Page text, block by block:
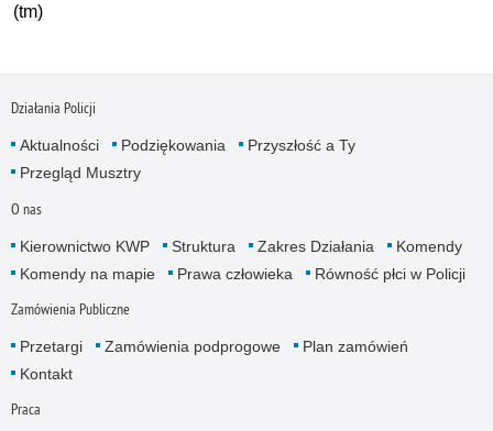
(tm)
Działania Policji
Aktualności Podziękowania
Przyszłość a Ty
Przegląd Musztry
O nas
Kierownictwo KWP Struktura Zakres Działania
Komendy
Komendy na mapie
Prawa człowieka Równość płci w Policji
Zamówienia Publiczne
Przetargi Zamówienia podprogowe
Plan zamówień
Kontakt
Praca